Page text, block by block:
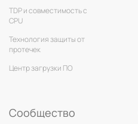
TDP и совместимость с
CPU
Технология защиты от
протечек
Центр загрузки ПО
Сообщество